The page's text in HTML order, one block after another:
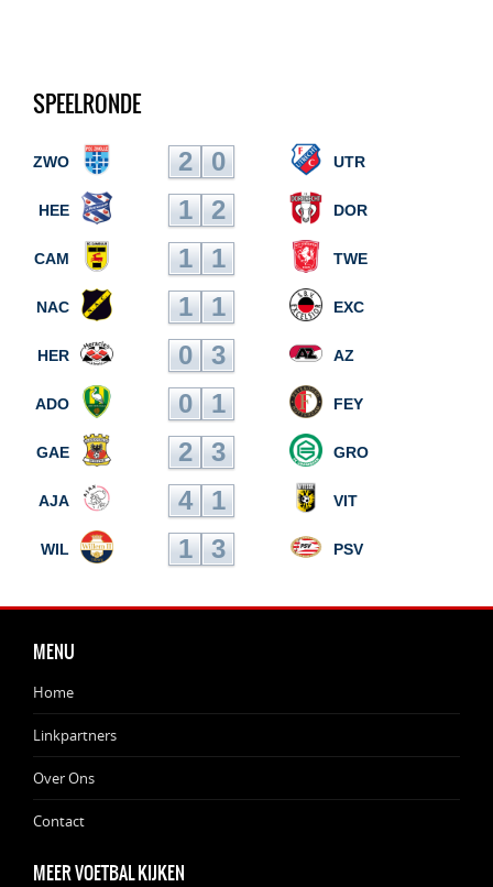
SPEELRONDE
ZWO 2 0 UTR
HEE 1 2 DOR
CAM 1 1 TWE
NAC 1 1 EXC
HER 0 3 AZ
ADO 0 1 FEY
GAE 2 3 GRO
AJA 4 1 VIT
WIL 1 3 PSV
MENU
Home
Linkpartners
Over Ons
Contact
MEER VOETBAL KIJKEN